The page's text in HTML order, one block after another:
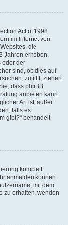
Act of 1998
im Internet von
die
Jahren erheben,
oder der
sind, ob dies auf
zutrifft, ziehen
dass phpBB
anbieten kann
Art ist; außer
falls es
gibt?“ behandelt
komplett
anmelden können.
mit dem
zu erhalten, wenden